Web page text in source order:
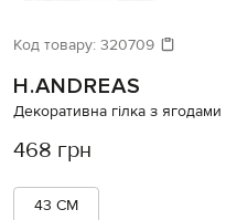
Код товару: 320709
H.ANDREAS
Декоративна гілка з ягодами
468 грн
43 CM